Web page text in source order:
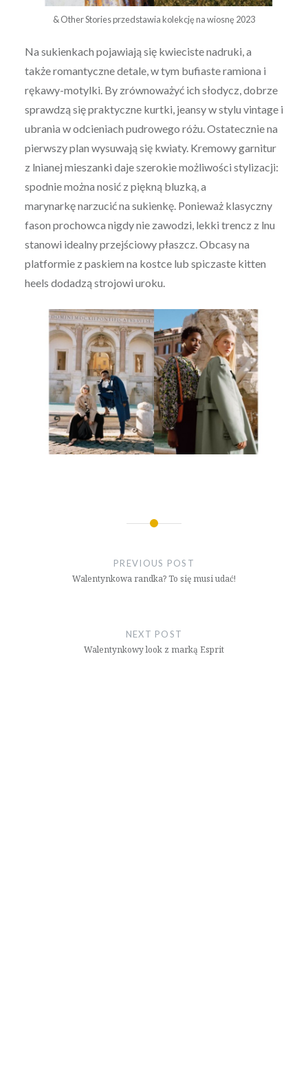
& Other Stories przedstawia kolekcję na wiosnę 2023
Na sukienkach pojawiają się kwieciste nadruki, a
także romantyczne detale, w tym bufiaste ramiona i
rękawy-motylki. By zrównoważyć ich słodycz, dobrze
sprawdzą się praktyczne kurtki, jeansy w stylu vintage i
ubrania w odcieniach pudrowego różu. Ostatecznie na
pierwszy plan wysuwają się kwiaty. Kremowy garnitur
z lnianej mieszanki daje szerokie możliwości stylizacji:
spodnie można nosić z piękną bluzką, a
marynarkę narzucić na sukienkę. Ponieważ klasyczny
fason prochowca nigdy nie zawodzi, lekki trencz z lnu
stanowi idealny przejściowy płaszcz. Obcasy na
platformie z paskiem na kostce lub spiczaste kitten
heels dodadzą strojowi uroku.
PREVIOUS POST
Walentynkowa randka? To się musi udać!
NEXT POST
Walentynkowy look z marką Esprit